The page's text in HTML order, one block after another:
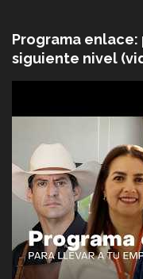
Programa
siguiente nivel